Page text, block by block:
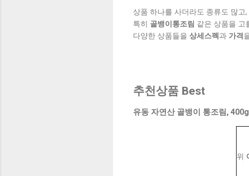
상품 하나를 사더라도 종류도 많
특히 골뱅이통조림 같은 상품을 고
다양한 상품들을 상세스펙 과 가격
추천상품 Best
유동 자연산 골뱅이 통조림,
위